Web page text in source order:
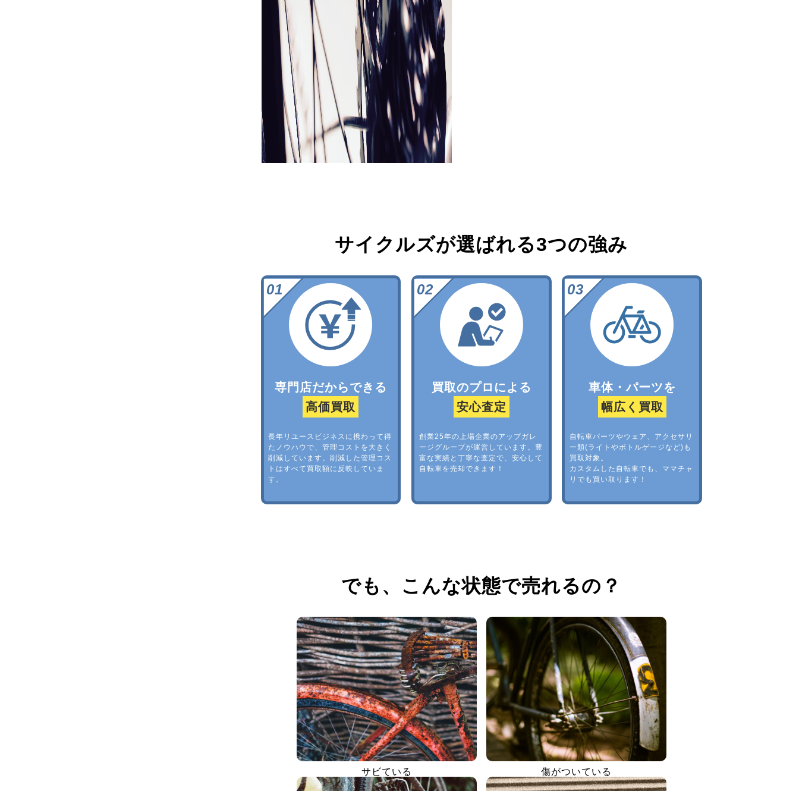
サイクルズが選ばれる3つの強み
専門店だからできる
高価買取
長年リユースビジネスに携わって得
たノウハウで、管理コストを大きく
削減しています。削減した管理コス
トはすべて買取額に反映していま
す。
買取のプロによる
安心査定
創業25年の上場企業のアップガレ
ージグループが運営しています。豊
富な実績と丁寧な査定で、安心して
自転車を売却できます！
車体・パーツを
幅広く買取
自転車パーツやウェア、アクセサリ
ー類(ライトやボトルゲージなど)も
買取対象。
カスタムした自転車でも、ママチャ
リでも買い取ります！
でも、 こんな状態で売れるの？
サビている 傷がついている